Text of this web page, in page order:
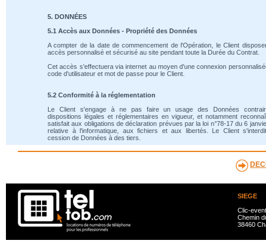
5. DONNÉES
5.1 Accès aux Données - Propriété des Données
A compter de la date de commencement de l'Opération, le Client
accès personnalisé et sécurisé au site pendant toute la Durée du Contrat.
Cet accès s'effectuera via internet au moyen d'une connexion
code d'utilisateur et mot de passe pour le Client.
5.2 Conformité à la réglementation
Le Client s'engage à ne pas faire un usage des Données
dispositions légales et réglementaires en vigueur, et notamment
satisfait aux obligations de déclaration prévues par la loi n°78-17 du 6
relative à l'informatique, aux fichiers et aux libertés. Le Client
cession de Données à des tiers.
SIEGE
Clic-
Chemin
38460